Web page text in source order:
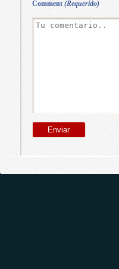
Comment (Requerido)